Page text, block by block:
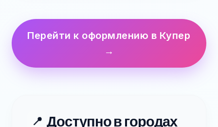
Перейти к оформлению в Купер
→
📍 Доступно в городах